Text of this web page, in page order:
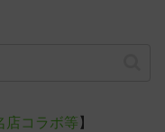
店コラボ等 】